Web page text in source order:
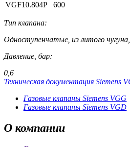
VGF10.804P
600
Тип клапана:
Одноступенчатые, из литого
Давление, бар:
0,6
Техническая документация Siemens
Газовые клапаны Siemens VGG
Газовые клапаны Siemens VGD
О компании